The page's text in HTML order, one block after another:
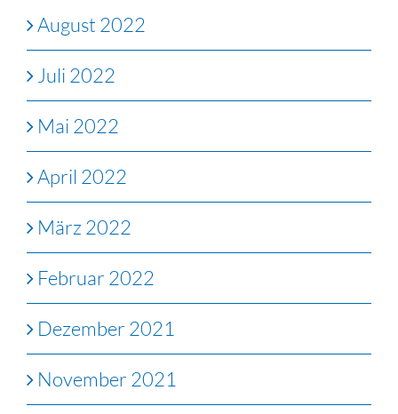
August 2022
Juli 2022
Mai 2022
April 2022
März 2022
Februar 2022
Dezember 2021
November 2021